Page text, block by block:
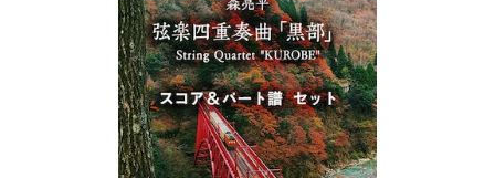
09-tIuK5&t=2032